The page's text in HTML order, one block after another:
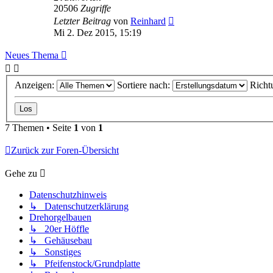
20506 Zugriffe
Letzter Beitrag von Reinhard
Mi 2. Dez 2015, 15:19
Neues Thema
Anzeigen: Sortiere nach:
7 Themen • Seite 1 von 1
Zurück zur Foren-Übersicht
Gehe zu
Datenschutzhinweis
↳ Datenschutzerklärung
Drehorgelbauen
↳ 20er Höffle
↳ Gehäusebau
↳ Sonstiges
↳ Pfeifenstock/Grundplatte